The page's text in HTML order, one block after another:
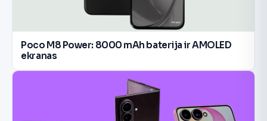
Poco M8 Power: 8000 mAh baterija ir AMOLED
ekranas